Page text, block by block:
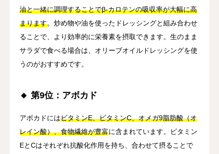
油と一緒に調理することでβ-カロテンの吸収率が大幅に高
まります。炒め物や油を使ったドレッシングと組み合わせ
ることで、より効率的に栄養素を摂取できます。生のまま
サラダで食べる場合は、オリーブオイルドレッシングを使
うのがおすすめです。
🔸 第9位：アボカド
アボカドにはビタミンE、ビタミンC、オメガ9脂肪酸（オ
レイン酸）、食物繊維が豊富に含まれています。ビタミン
EとCはそれぞれ抗酸化作用を持ち、合わせて摂ることで